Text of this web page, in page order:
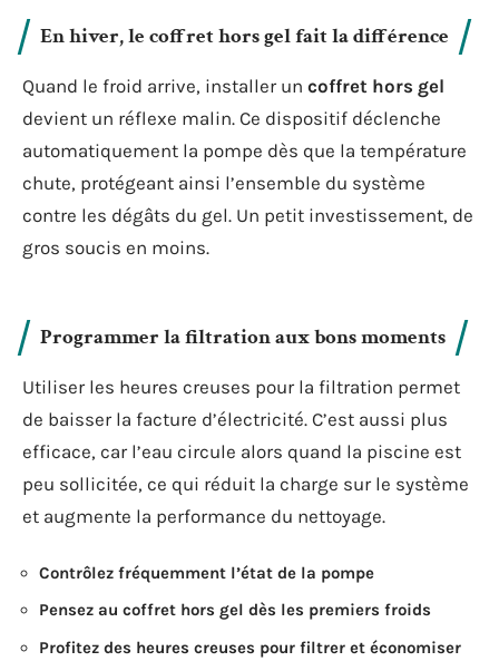
En hiver, le coffret hors gel fait la différence
Quand le froid arrive, installer un coffret hors gel
devient un réflexe malin. Ce dispositif déclenche
automatiquement la pompe dès que la température
chute, protégeant ainsi l’ensemble du système
contre les dégâts du gel. Un petit investissement, de
gros soucis en moins.
Programmer la filtration aux bons moments
Utiliser les heures creuses pour la filtration permet
de baisser la facture d’électricité. C’est aussi plus
efficace, car l’eau circule alors quand la piscine est
peu sollicitée, ce qui réduit la charge sur le système
et augmente la performance du nettoyage.
Contrôlez fréquemment l’état de la pompe
Pensez au coffret hors gel dès les premiers froids
Profitez des heures creuses pour filtrer et économiser